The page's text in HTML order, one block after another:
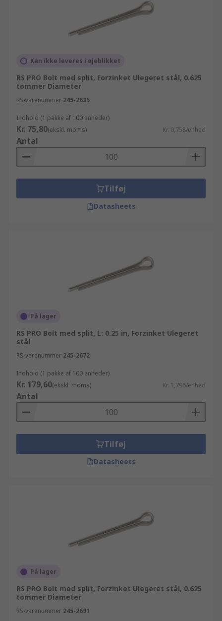
Kan ikke leveres i øjeblikket
RS PRO Bolt med split, Forzinket Ulegeret stål, 0.625
tommer Diameter
RS-varenummer 245-2635
Indhold (1 pakke af 100 enheder)
Kr. 75,80(ekskl. moms) Kr. 0,758/enhed
Antal
Tilføj
Datasheets
På lager
RS PRO Bolt med split, L: 0.25 in, Forzinket Ulegeret
stål
RS-varenummer 245-2672
Indhold (1 pakke af 100 enheder)
Kr. 179,60(ekskl. moms) Kr. 1,796/enhed
Antal
Tilføj
Datasheets
På lager
RS PRO Bolt med split, Forzinket Ulegeret stål, 0.625
tommer Diameter
RS-varenummer 245-2691